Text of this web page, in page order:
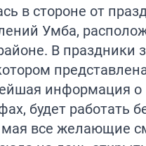
в стороне от
Умба,
В праздники
информация о
будет работать
мая все желающие